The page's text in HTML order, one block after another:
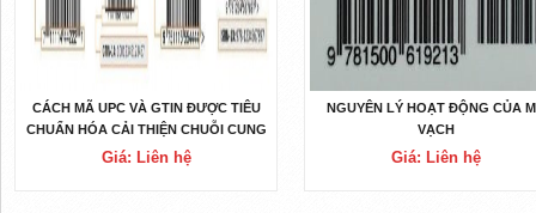
CÁCH MÃ UPC VÀ GTIN ĐƯỢC TIÊU
CHUẨN HÓA CẢI THIỆN CHUỖI CUNG
ỨNG
Giá: Liên hệ
NGUYÊN LÝ HOẠT ĐỘNG CỦA
VẠCH
Giá: Liên hệ